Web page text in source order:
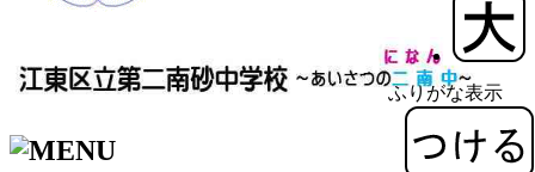
ふりがな表示